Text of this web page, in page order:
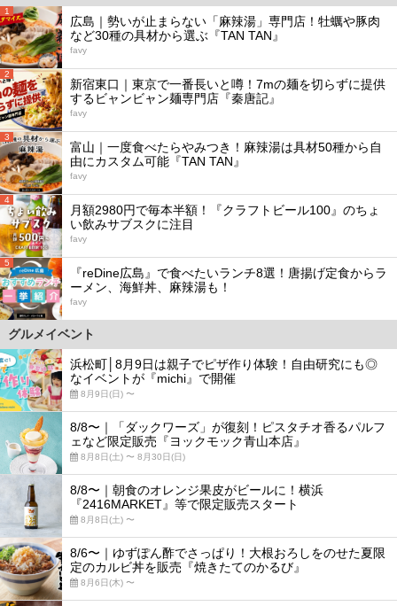
1
広島｜勢いが止まらない「麻辣湯」専門店！牡蠣や豚肉
など30種の具材から選ぶ『TAN TAN』
favy
2
新宿東口｜東京で一番長いと噂！7mの麺を切らずに提供
するビャンビャン麺専門店『秦唐記』
favy
3
富山｜一度食べたらやみつき！麻辣湯は具材50種から自
由にカスタム可能『TAN TAN』
favy
4
月額2980円で毎本半額！『クラフトビール100』のちょ
い飲みサブスクに注目
favy
5
『reDine広島』で食べたいランチ8選！唐揚げ定食からラ
ーメン、海鮮丼、麻辣湯も！
favy
グルメイベント
浜松町│8月9日は親子でピザ作り体験！自由研究にも◎
なイベントが『michi』で開催
8月9日(日) 〜
8/8〜｜「ダックワーズ」が復刻！ピスタチオ香るパルフ
ェなど限定販売『ヨックモック青山本店』
8月8日(土) 〜 8月30日(日)
8/8〜｜朝食のオレンジ果皮がビールに！横浜
『2416MARKET』等で限定販売スタート
8月8日(土) 〜
8/6〜｜ゆずぽん酢でさっぱり！大根おろしをのせた夏限
定のカルビ丼を販売『焼きたてのかるび』
8月6日(木) 〜